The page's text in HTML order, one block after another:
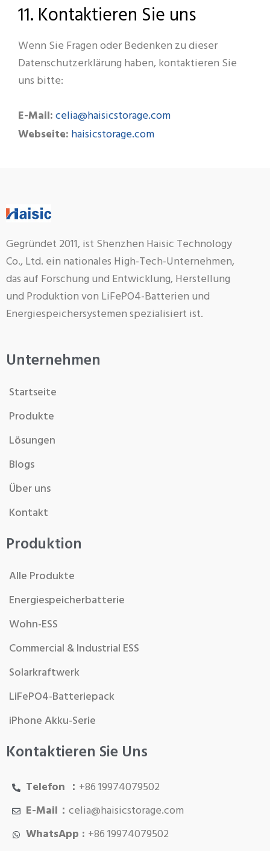
11. Kontaktieren Sie uns
Wenn Sie Fragen oder Bedenken zu dieser
Datenschutzerklärung haben, kontaktieren Sie
uns bitte:
E-Mail:celia@haisicstorage.com
Webseite: haisicstorage.com
Gegründet 2011, ist Shenzhen Haisic Technology
Co., Ltd. ein nationales High-Tech-Unternehmen,
das auf Forschung und Entwicklung, Herstellung
und Produktion von LiFePO4-Batterien und
Energiespeichersystemen spezialisiert ist.
Unternehmen
Startseite
Produkte
Lösungen
Blogs
Über uns
Kontakt
Produktion
Alle Produkte
Energiespeicherbatterie
Wohn-ESS
Commercial & Industrial ESS
Solarkraftwerk
LiFePO4-Batteriepack
iPhone Akku-Serie
Kontaktieren Sie Uns
Telefon ： +86 19974079502
E-Mail： celia@haisicstorage.com
WhatsApp : +86 19974079502